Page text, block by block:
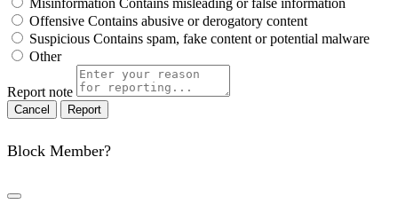
Misinformation Contains misleading or false information
Offensive Contains abusive or derogatory content
Suspicious Contains spam, fake content or potential malware
Other
Report note
Report
Block Member?